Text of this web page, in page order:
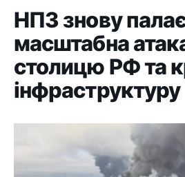
НПЗ знову
масштабна
столицю РФ та
інфраструктуру